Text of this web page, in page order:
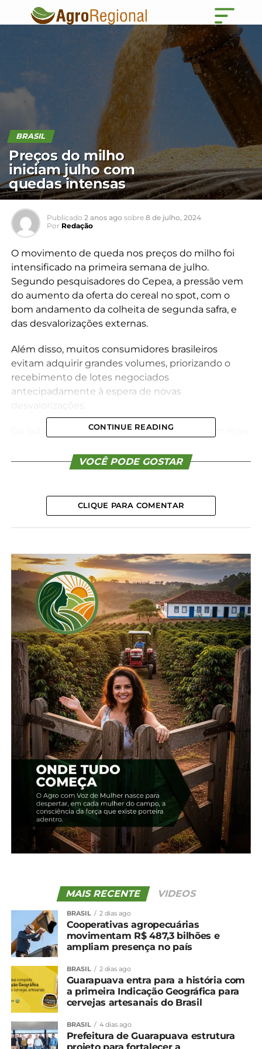
BRASIL
Preços do milho
iniciam julho com
quedas intensas
Publicado 2 anos ago sobre 8 de julho, 2024
Por Redação
O movimento de queda nos preços do milho foi
intensificado na primeira semana de julho.
Segundo pesquisadores do Cepea, a pressão vem
do aumento da oferta do cereal no spot, com o
bom andamento da colheita de segunda safra, e
das desvalorizações externas.
Além disso, muitos consumidores brasileiros
evitam adquirir grandes volumes, priorizando o
recebimento de lotes negociados
antecipadamente à espera de novas
Do lado dos vendedores, embora se mostrem mais
recuperações nos preços, fundamentados,
conforme pesquisadores do Cepea, na menor
durante o desenvolvimento da atual safra – como
as enchentes no Rio Grande do Sul e a seca no
Sudeste e em partes do Centro-Oeste.
*Cepea
Compartilhe isso:
Facebook 18+
Relacionado
Preços do milho seguem
em queda no BR
9 de junho, 2025
Em "Brasil"
Milho: Atraso na colheita
limita queda de preços
30 de junho, 2025
Em "Brasil"
Preços do milho podem
fechar quarto mês
seguido de queda
23 de julho, 2024
Em "Brasil"
TÓPICOS RELACIONADOS:
UP NEXT
Baixas temperaturas pressionam cotações
Mandioca: Clima seco preocupa e preços
seguem em alta
CONTINUE READING
VOCÊ PODE GOSTAR
CLIQUE PARA COMENTAR
MAIS RECENTE VIDEOS
BRASIL 2 dias ago
Cooperativas agropecuárias
movimentam R$ 487,3 bilhões e
ampliam presença no país
BRASIL 2 dias ago
Guarapuava entra para a história com
a primeira Indicação Geográfica para
cervejas artesanais do Brasil
BRASIL 4 dias ago
Prefeitura de Guarapuava estrutura